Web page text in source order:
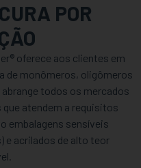
POR
oferece aos clientes em
de monômeros, oligômeros
todos os mercados
atendem a requisitos
embalagens sensíveis
e acrilados de alto teor